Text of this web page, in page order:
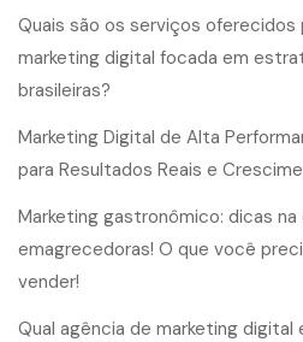
Quais são os serviços oferecidos
marketing digital focada em
brasileiras?
Marketing Digital de Alta
para Resultados Reais e
Marketing gastronômico: dicas
emagrecedoras! O que você
vender!
Qual agência de marketing digital